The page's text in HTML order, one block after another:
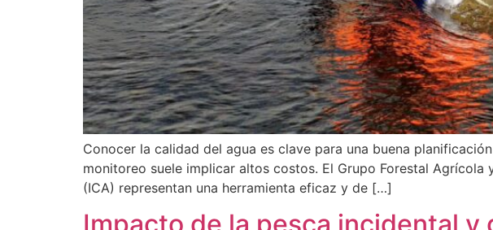
Conocer la calidad del agua es clave para una buena
monitoreo suele implicar altos costos. El Grupo Forestal Agrícola
(ICA) representan una herramienta eficaz y de […]